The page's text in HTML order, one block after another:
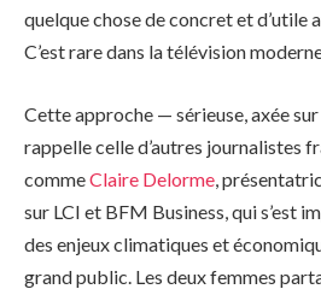
quelque chose de concret et d’utile
C’est rare dans la télévision
Cette approche — sérieuse, axée
rappelle celle d’autres journalistes
commeClaire Delorme ,
sur LCI et BFM Business, qui s’est
des enjeux climatiques et
grand public. Les deux femmes